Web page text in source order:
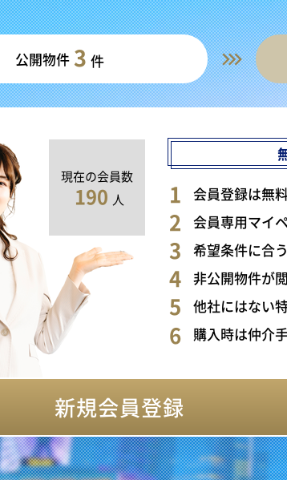
公開物件 3 件
現在の会員数
190 人
会員登録は無
会員専用マイ
希望条件に合
非公開物件が
他社にはない
購入時は仲介
新規会員登録